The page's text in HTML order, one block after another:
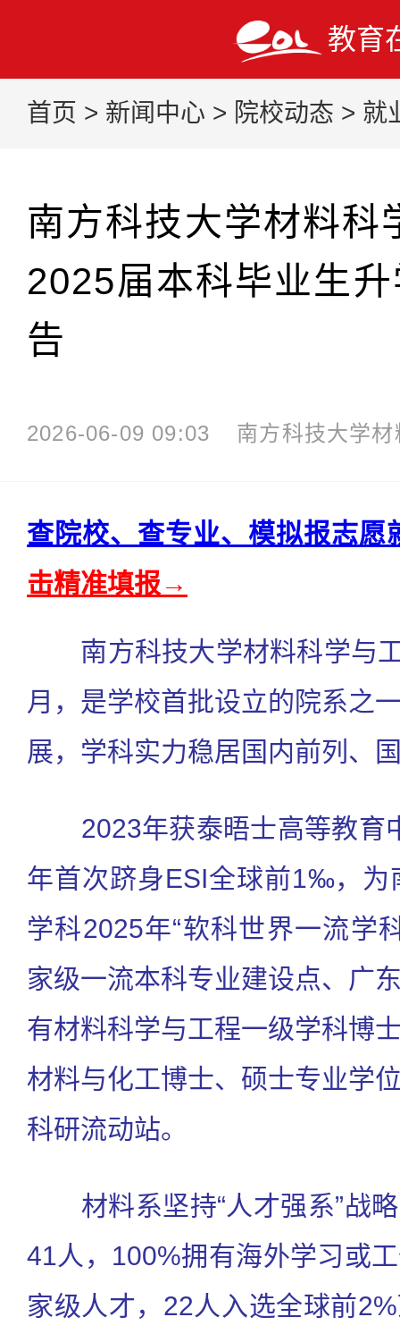
教育
首页 > 新闻中心 > 院校动态 > 就
南方科技大学材料科
2025届本科毕业生
告
2026-06-09 09:03 南方科技大学
查院校、查专业、模拟报志
击精准填报→
南方科技大学材料科学与
月，是学校首批设立的院系之
展，学科实力稳居国内前列、
2023年获泰晤士高等教育
年首次跻身ESI全球前1‰，
学科2025年“软科世界一流学
家级一流本科专业建设点、广
有材料科学与工程一级学科博
材料与化工博士、硕士专业学
科研流动站。
材料系坚持“人才强系”战略
41人，100%拥有海外学习或
家级人才，22人入选全球前